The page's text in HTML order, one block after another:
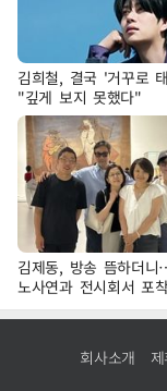
김희철, 결국 '거꾸로
"깊게 보지 못했다"
김제동, 방송 뜸하더니
노사연과 전시회서 포
회사소개